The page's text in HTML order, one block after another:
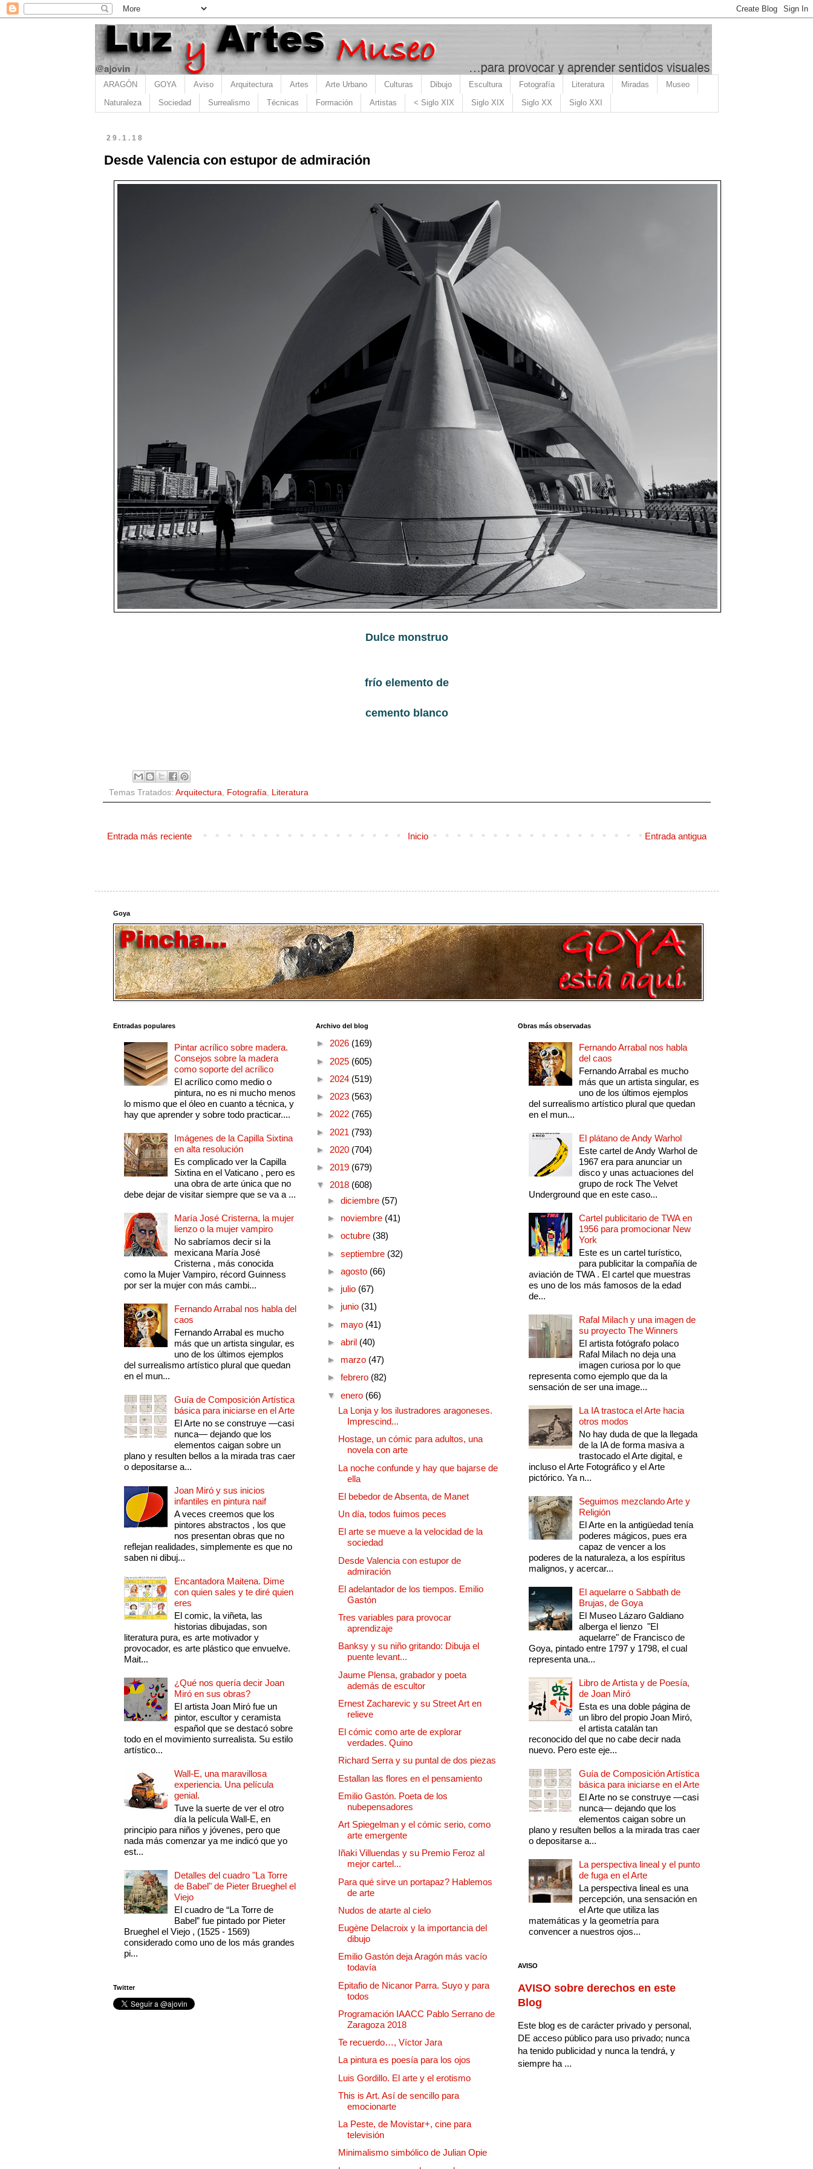
ARAGÓN GOYA Aviso Arquitectura Artes Arte Urbano Culturas Dibujo Escultura Fotografía Literatura Miradas Museo
Naturaleza Sociedad Surrealismo Técnicas Formación Artistas < Siglo XIX Siglo XIX Siglo XX Siglo XXI
29.1.18
Desde Valencia con estupor de admiración
Dulce monstruo
frío elemento de
cemento blanco
Temas Tratados: Arquitectura Fotografía Literatura
Entrada más reciente Entrada antigua
Inicio
Goya
Entradas populares
Pintar acrílico sobre madera.
Consejos sobre la madera
como soporte del acrílico
El acrílico como medio o
pintura, no es ni mucho menos
lo mismo que el óleo en cuanto a técnica, y
hay que aprender y sobre todo practicar....
Imágenes de la Capilla Sixtina
en alta resolución
Es complicado ver la Capilla
Sixtina en el Vaticano , pero es
una obra de arte única que no
debe dejar de visitar siempre que se va a ...
María José Cristerna, la mujer
lienzo o la mujer vampiro
No sabríamos decir si la
mexicana María José
Cristerna , más conocida
como la Mujer Vampiro, récord Guinness
por ser la mujer con más cambi...
Fernando Arrabal nos habla del
caos
Fernando Arrabal es mucho
más que un artista singular, es
uno de los últimos ejemplos
del surrealismo artístico plural que quedan
en el mun...
Guía de Composición Artística
básica para iniciarse en el Arte
El Arte no se construye —casi
nunca— dejando que los
elementos caigan sobre un
plano y resulten bellos a la mirada tras caer
o depositarse a...
Joan Miró y sus inicios
infantiles en pintura naif
A veces creemos que los
pintores abstractos , los que
nos presentan obras que no
reflejan realidades, simplemente es que no
saben ni dibuj...
Encantadora Maitena. Dime
con quien sales y te diré quien
eres
El comic, la viñeta, las
historias dibujadas, son
literatura pura, es arte motivador y
provocador, es arte plástico que envuelve.
Mait...
¿Qué nos quería decir Joan
Miró en sus obras?
El artista Joan Miró fue un
pintor, escultor y ceramista
español que se destacó sobre
todo en el movimiento surrealista. Su estilo
artístico...
Wall-E, una maravillosa
experiencia. Una película
genial.
Tuve la suerte de ver el otro
día la película Wall-E, en
principio para niños y jóvenes, pero que
nada más comenzar ya me indicó que yo
est...
Detalles del cuadro "La Torre
de Babel" de Pieter Brueghel el
Viejo
El cuadro de “La Torre de
Babel” fue pintado por Pieter
Brueghel el Viejo , (1525 - 1569)
considerado como uno de los más grandes
pi...
Twitter
Archivo del blog
► 2026 (169)
► 2025 (605)
► 2024 (519)
► 2023 (563)
► 2022 (765)
► 2021 (793)
► 2020 (704)
► 2019 (679)
▼ 2018 (608)
► diciembre (57)
► noviembre (41)
► octubre (38)
► septiembre (32)
► agosto (66)
► julio (67)
► junio (31)
► mayo (41)
► abril (40)
► marzo (47)
► febrero (82)
▼ enero (66)
La Lonja y los ilustradores aragoneses.
Imprescind...
Hostage, un cómic para adultos, una
novela con arte
La noche confunde y hay que bajarse de
ella
El bebedor de Absenta, de Manet
Un día, todos fuimos peces
El arte se mueve a la velocidad de la
sociedad
Desde Valencia con estupor de
admiración
El adelantador de los tiempos. Emilio
Gastón
Tres variables para provocar
aprendizaje
Banksy y su niño gritando: Dibuja el
puente levant...
Jaume Plensa, grabador y poeta
además de escultor
Ernest Zacharevic y su Street Art en
relieve
El cómic como arte de explorar
verdades. Quino
Richard Serra y su puntal de dos piezas
Estallan las flores en el pensamiento
Emilio Gastón. Poeta de los
nubepensadores
Art Spiegelman y el cómic serio, como
arte emergente
Iñaki Villuendas y su Premio Feroz al
mejor cartel...
Para qué sirve un portapaz? Hablemos
de arte
Nudos de atarte al cielo
Eugène Delacroix y la importancia del
dibujo
Emilio Gastón deja Aragón más vacío
todavía
Epitafio de Nicanor Parra. Suyo y para
todos
Programación IAACC Pablo Serrano de
Zaragoza 2018
Te recuerdo…, Víctor Jara
La pintura es poesía para los ojos
Luis Gordillo. El arte y el erotismo
This is Art. Así de sencillo para
emocionarte
La Peste, de Movistar+, cine para
televisión
Minimalismo simbólico de Julian Opie
Obras más observadas
Fernando Arrabal nos habla
del caos
Fernando Arrabal es mucho
más que un artista singular, es
uno de los últimos ejemplos
del surrealismo artístico plural que quedan
en el mun...
El plátano de Andy Warhol
Este cartel de Andy Warhol de
1967 era para anunciar un
disco y unas actuaciones del
grupo de rock The Velvet
Underground que en este caso...
Cartel publicitario de TWA en
1956 para promocionar New
York
Este es un cartel turístico,
para publicitar la compañía de
aviación de TWA . El cartel que muestras
es uno de los más famosos de la edad
de...
Rafal Milach y una imagen de
su proyecto The Winners
El artista fotógrafo polaco
Rafal Milach no deja una
imagen curiosa por lo que
representa como ejemplo que da la
sensación de ser una image...
La IA trastoca el Arte hacia
otros modos
No hay duda de que la llegada
de la IA de forma masiva a
trastocado el Arte digital, e
incluso el Arte Fotográfico y el Arte
pictórico. Ya n...
Seguimos mezclando Arte y
Religión
El Arte en la antigüedad tenía
poderes mágicos, pues era
capaz de vencer a los
poderes de la naturaleza, a los espíritus
malignos, y acercar...
El aquelarre o Sabbath de
Brujas, de Goya
El Museo Lázaro Galdiano
alberga el lienzo "El
aquelarre" de Francisco de
Goya, pintado entre 1797 y 1798, el cual
representa una...
Libro de Artista y de Poesía,
de Joan Miró
Esta es una doble página de
un libro del propio Joan Miró,
el artista catalán tan
reconocido del que no cabe decir nada
nuevo. Pero este eje...
Guía de Composición Artística
básica para iniciarse en el Arte
El Arte no se construye —casi
nunca— dejando que los
elementos caigan sobre un
plano y resulten bellos a la mirada tras caer
o depositarse a...
La perspectiva lineal y el punto
de fuga en el Arte
La perspectiva lineal es una
percepción, una sensación en
el Arte que utiliza las
matemáticas y la geometría para
convencer a nuestros ojos...
AVISO
AVISO sobre derechos en este
Blog
Este blog es de carácter privado y personal,
DE acceso público para uso privado; nunca
ha tenido publicidad y nunca la tendrá, y
siempre ha ...